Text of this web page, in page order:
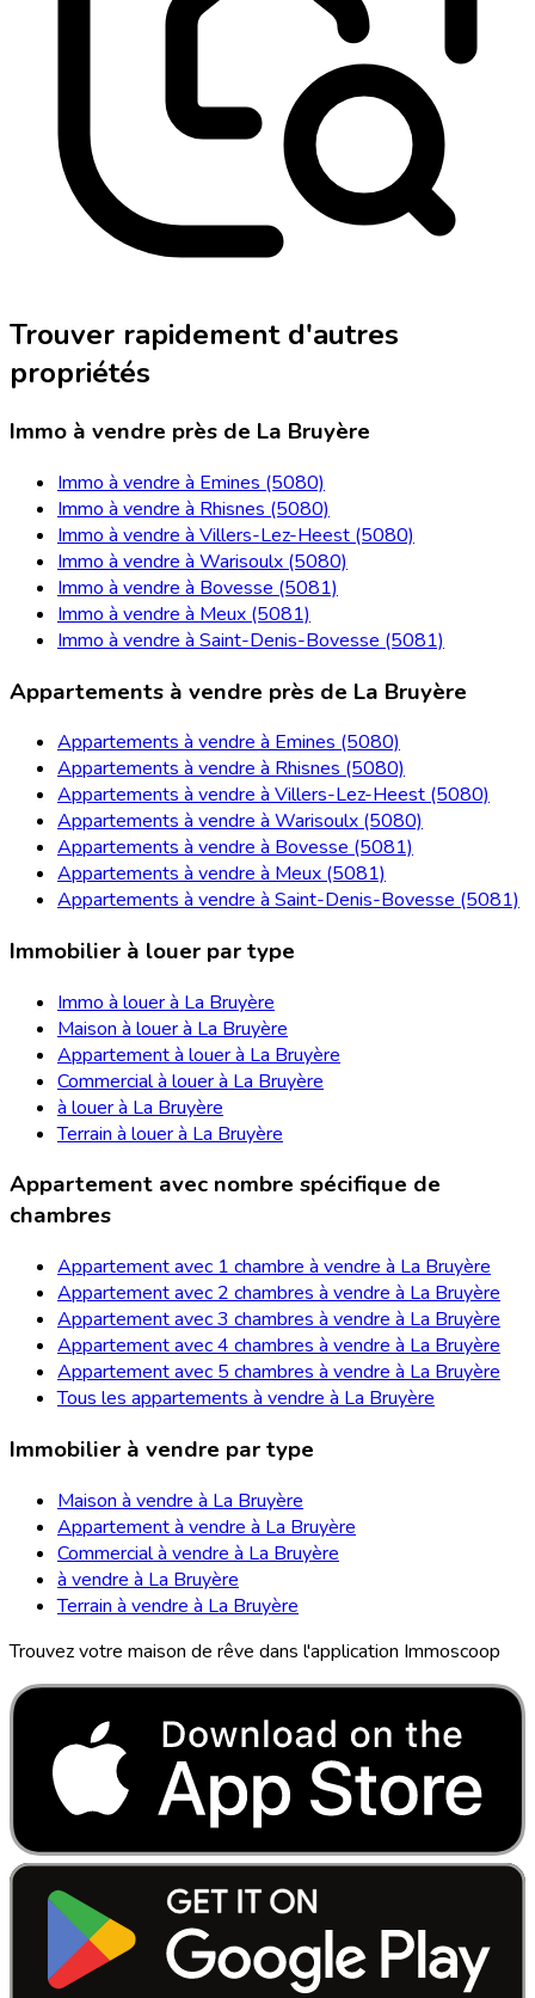
Trouver rapidement d'autres
propriétés
Immo à vendre près de La Bruyère
Immo à vendre à Emines (5080)
Immo à vendre à Rhisnes (5080)
Immo à vendre à Villers-Lez-Heest (5080)
Immo à vendre à Warisoulx (5080)
Immo à vendre à Bovesse (5081)
Immo à vendre à Meux (5081)
Immo à vendre à Saint-Denis-Bovesse (5081)
Appartements à vendre près de La Bruyère
Appartements à vendre à Emines (5080)
Appartements à vendre à Rhisnes (5080)
Appartements à vendre à Villers-Lez-Heest (5080)
Appartements à vendre à Warisoulx (5080)
Appartements à vendre à Bovesse (5081)
Appartements à vendre à Meux (5081)
Appartements à vendre à Saint-Denis-Bovesse (5081)
Immobilier à louer par type
Immo à louer à La Bruyère
Maison à louer à La Bruyère
Appartement à louer à La Bruyère
Commercial à louer à La Bruyère
à louer à La Bruyère
Terrain à louer à La Bruyère
Appartement avec nombre spécifique de
chambres
Appartement avec 1 chambre à vendre à La Bruyère
Appartement avec 2 chambres à vendre à La Bruyère
Appartement avec 3 chambres à vendre à La Bruyère
Appartement avec 4 chambres à vendre à La Bruyère
Appartement avec 5 chambres à vendre à La Bruyère
Tous les appartements à vendre à La Bruyère
Immobilier à vendre par type
Maison à vendre à La Bruyère
Appartement à vendre à La Bruyère
Commercial à vendre à La Bruyère
à vendre à La Bruyère
Terrain à vendre à La Bruyère
Trouvez votre maison de rêve dans l'application Immoscoop